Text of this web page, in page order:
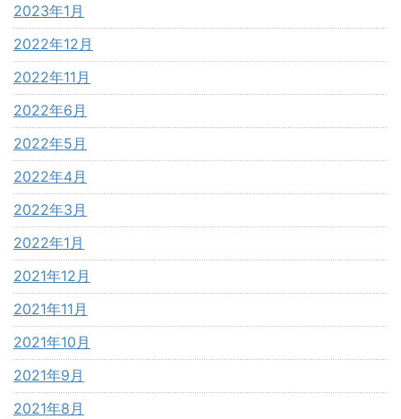
2023年1月
2022年12月
2022年11月
2022年6月
2022年5月
2022年4月
2022年3月
2022年1月
2021年12月
2021年11月
2021年10月
2021年9月
2021年8月